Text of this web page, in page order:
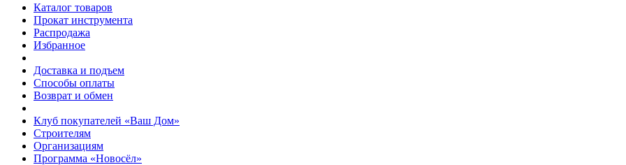
Каталог товаров
Прокат инструмента
Распродажа
Избранное
Доставка и подъем
Способы оплаты
Возврат и обмен
Клуб покупателей «Ваш Дом»
Строителям
Организациям
Программа «Новосёл»